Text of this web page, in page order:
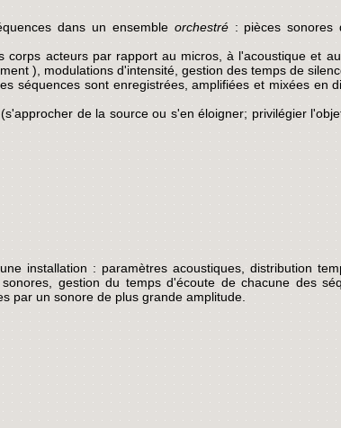
dans un ensemble orchestré: pièces sonores
acteurs par rapport au micros, à l'acoustique et
), modulations d'intensité, gestion des temps de
séquences sont enregistrées, amplifiées et mixées en
de la source ou s'en éloigner; privilégier
installation : paramètres acoustiques, distribution
gestion du temps d'écoute de chacune des
par un sonore de plus grande amplitude.